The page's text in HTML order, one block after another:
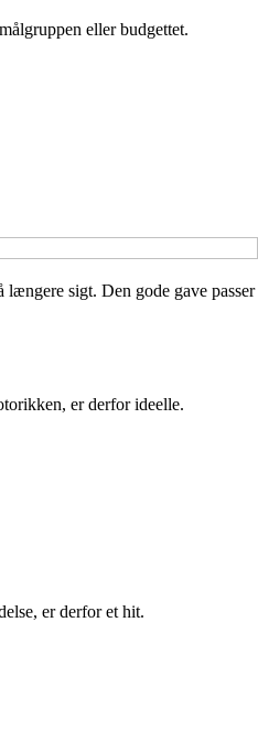
eller budgettet.
sigt. Den gode gave passer
er derfor ideelle.
er derfor et hit.